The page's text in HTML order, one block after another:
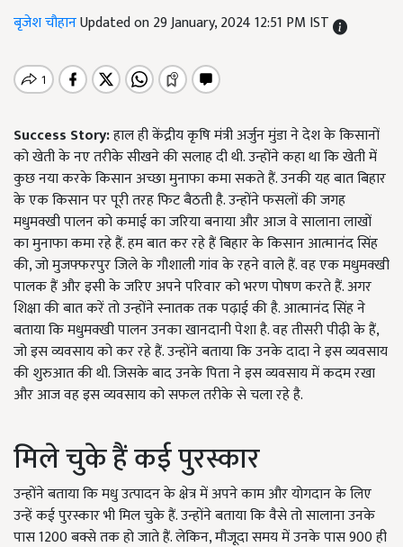
बृजेश चौहानUpdated on 29 January, 2024 12:51 PM IST
Success Story:हाल ही केंद्रीय कृषि मंत्री अर्जुन मुंडा ने देश के किसानों
को खेती के नए तरीके सीखने की सलाह दी थी. उन्होंने कहा था कि खेती में
कुछ नया करके किसान अच्छा मुनाफा कमा सकते हैं. उनकी यह बात बिहार
के एक किसान पर पूरी तरह फिट बैठती है. उन्होंने फसलों की जगह
मधुमक्खी पालन को कमाई का जरिया बनाया और आज वे सालाना लाखों
का मुनाफा कमा रहे हैं. हम बात कर रहे हैं बिहार के किसान आत्मानंद सिंह
की, जो मुजफ्फरपुर जिले के गौशाली गांव के रहने वाले हैं. वह एक मधुमक्खी
पालक हैं और इसी के जरिए अपने परिवार को भरण पोषण करते हैं. अगर
शिक्षा की बात करें तो उन्होंने स्नातक तक पढ़ाई की है. आत्मानंद सिंह ने
बताया कि मधुमक्खी पालन उनका खानदानी पेशा है. वह तीसरी पीढ़ी के हैं,
जो इस व्यवसाय को कर रहे हैं. उन्होंने बताया कि उनके दादा ने इस व्यवसाय
की शुरुआत की थी. जिसके बाद उनके पिता ने इस व्यवसाय में कदम रखा
और आज वह इस व्यवसाय को सफल तरीके से चला रहे है.
मिले चुके हैं कई पुरस्कार
उन्होंने बताया कि मधु उत्पादन के क्षेत्र में अपने काम और योगदान के लिए
उन्हें कई पुरस्कार भी मिल चुके हैं. उन्होंने बताया कि वैसे तो सालाना उनके
पास 1200 बक्से तक हो जाते हैं. लेकिन, मौजूदा समय में उनके पास 900 ही